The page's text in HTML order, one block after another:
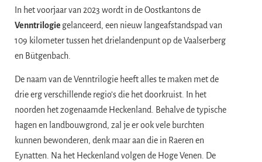
In het voorjaar van 2023 wordt in de Oostkantons de
Venntrilogie gelanceerd, een nieuw langeafstandspad van
109 kilometer tussen het drielandenpunt op de Vaalserberg
en Bütgenbach.
De naam van de Venntrilogie heeft alles te maken met de
drie erg verschillende regio’s die het doorkruist. In het
noorden het zogenaamde Heckenland. Behalve de typische
hagen en landbouwgrond, zal je er ook vele burchten
kunnen bewonderen, denk maar aan die in Raeren en
Eynatten. Na het Heckenland volgen de Hoge Venen. De